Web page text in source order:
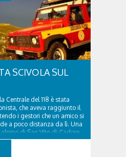
SCIVOLA SUL
Centrale del 118 è stata
che aveva raggiunto il
i gestori che un amico si
a poco distanza da lì. Una
di San Vito di Cadore